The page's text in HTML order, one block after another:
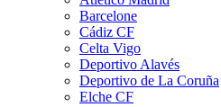
Barcelone
Cádiz CF
Celta Vigo
Deportivo Alavés
Deportivo de La Coruña
Elche CF